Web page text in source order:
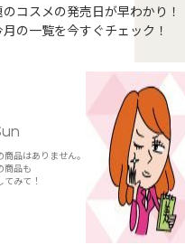
のコスメの発売日が早わかり！
月の一覧を今すぐチェック！
品はありません。
商品も
てみて！